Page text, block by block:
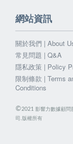
網站資訊
關於我們 | About
常見問題 | Q&A
隱私政策 | Policy
限制條款 | Terms
Conditions
©2021 影響力數據顧問
司.版權所有